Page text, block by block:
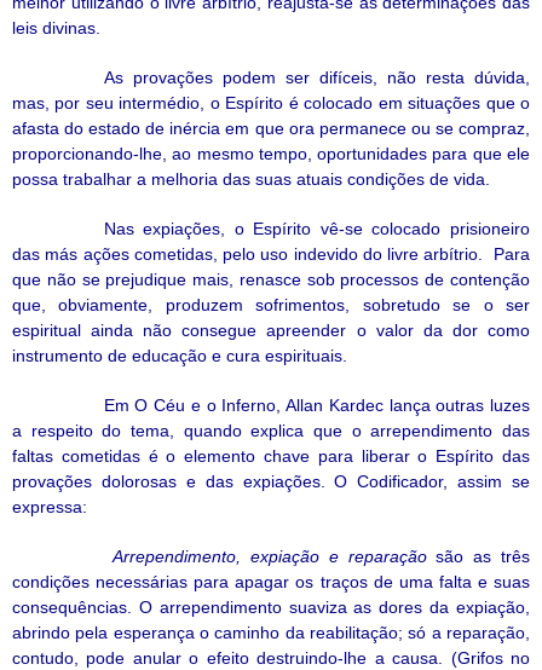
leis divinas.
As provações podem ser difíceis, não resta dúvida,
mas, por seu intermédio, o Espírito é colocado em situações que o
afasta do estado de inércia em que ora permanece ou se compraz,
proporcionando-lhe, ao mesmo tempo, oportunidades para que ele
possa trabalhar a melhoria das suas atuais condições de vida.
Nas expiações, o Espírito vê-se colocado prisioneiro
das más ações cometidas, pelo uso indevido do livre arbítrio.
Para
que não se prejudique mais, renasce sob processos de contenção
que, obviamente, produzem sofrimentos, sobretudo se o ser
espiritual ainda não consegue apreender o valor da dor como
instrumento de educação e cura espirituais.
Em O Céu e o Inferno, Allan Kardec lança outras luzes
a respeito do tema, quando explica que o arrependimento das
faltas cometidas é o elemento chave para liberar o Espírito das
provações dolorosas e das expiações. O Codificador, assim se
expressa:
Arrependimento, expiação e reparaçãosão as três
condições necessárias para apagar os traços de uma falta e suas
consequências. O arrependimento suaviza as dores da expiação,
abrindo pela esperança o caminho da reabilitação; só a reparação,
contudo, pode anular o efeito destruindo-lhe a causa. (Grifos no